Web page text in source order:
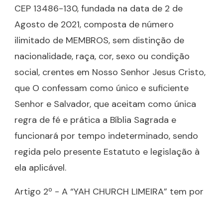
CEP 13486-130, fundada na data de 2 de
Agosto de 2021, composta de número
ilimitado de MEMBROS, sem distinção de
nacionalidade, raça, cor, sexo ou condição
social, crentes em Nosso Senhor Jesus Cristo,
que O confessam como único e suficiente
Senhor e Salvador, que aceitam como única
regra de fé e prática a Bíblia Sagrada e
funcionará por tempo indeterminado, sendo
regida pelo presente Estatuto e legislação à
ela aplicável.
Artigo 2º - A “YAH CHURCH LIMEIRA” tem por